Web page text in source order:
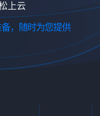
上云
，随时为您提供